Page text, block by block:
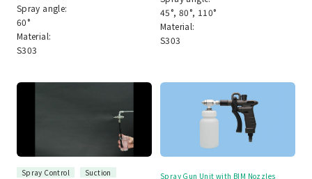
Spray angle:
60°
Material:
S303
45°, 80°, 110°
Material:
S303
Spray Control
Suction
Spray Gun Unit with BIM Nozzles